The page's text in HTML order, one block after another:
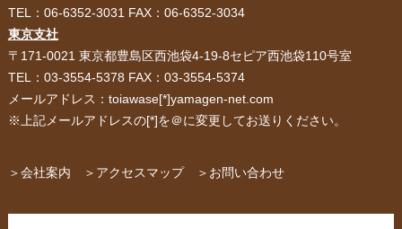
サービス紹介 お客様の声
紙袋・手提げ袋
パッケージ
TEL：06-6352-3031 FAX：06-6352-3034
東京支社
〒171-0021 東京都豊島区西池袋4-19-8セピア西池袋110号室
TEL：03-3554-5378 FAX：03-3554-5374
メールアドレス：toiawase[*]yamagen-net.com
※上記メールアドレスの[*]を＠に変更してお送りください。
＞会社案内 ＞アクセスマップ ＞お問い合わせ